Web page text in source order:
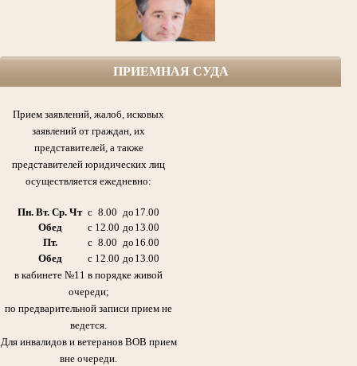
участник Великой Отечественной войны, кавалер боевых Орденов,
медалей и других почетных наград Родины.
Абдрашитовой Мусфиры Габдулловны - председателя суда с 1986 по 2013гг.
Награжден Орденом Красного Знамени,
медалью «За оборону Сталинграда»
ПРИЕМНАЯ СУДА
Прием заявлений, жалоб, исковых
заявлений от граждан, их
представителей, а также
представителей юридических лиц
осуществляется ежедневно:
Пн. Вт. Ср. Чт с 8.00 до 17.00
Обед
с 12.00 до 13.00
Пт.
с 8.00 до 16.00
Обед
с 12.00 до 13.00
в кабинете №11 в порядке живой
очереди;
по предварительной записи прием не
ведется.
Для инвалидов и ветеранов ВОВ прием
вне очереди.